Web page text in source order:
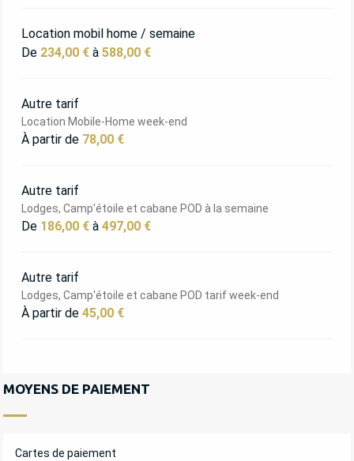
Location mobil home / semaine
De 234,00 € à 588,00 €
Autre tarif
Location Mobile-Home week-end
À partir de 78,00 €
Autre tarif
Lodges, Camp'étoile et cabane POD à la semaine
De 186,00 € à 497,00 €
Autre tarif
Lodges, Camp'étoile et cabane POD tarif week-end
À partir de 45,00 €
MOYENS DE PAIEMENT
Cartes de paiement